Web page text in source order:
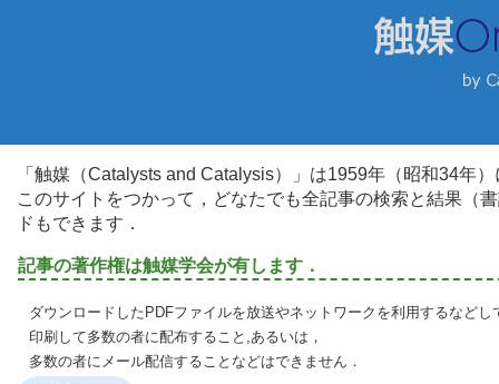
「触媒（Catalysts and Catalysis）」は1959年（昭和34年
このサイトをつかって，どなたでも全記事の検索と結果（
ドもできます．
記事の著作権は触媒学会が有します．
ダウンロードしたPDFファイルを放送やネットワークを利用するなど
印刷して多数の者に配布すること,あるいは，
多数の者にメール配信することなどはできません．